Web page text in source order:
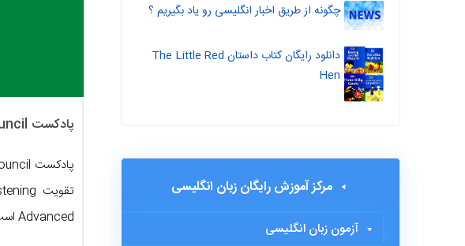
پادکست British Council سطح C1 شماره 11
Advanced است.
چگونه از طریق اخبار انگلیسی رو یاد بگیریم ؟
دانلود رایگان کتاب داستان The Little Red
Hen
مرکز آموزش رایگان زبان انگلیسی
آزمون زبان انگلیسی